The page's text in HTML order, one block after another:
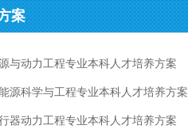
案
与动力工程专业本科人才培养方案
源科学与工程专业本科人才培养方案
器动力工程专业本科人才培养方案